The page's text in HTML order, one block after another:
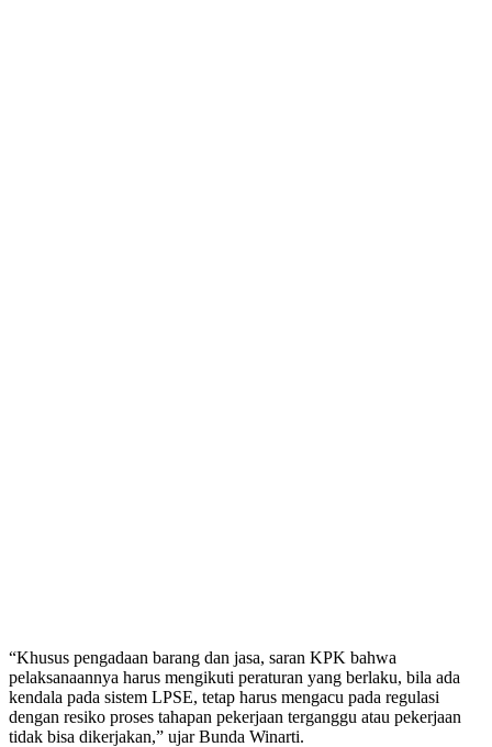
“Khusus pengadaan barang dan jasa, saran KPK bahwa
pelaksanaannya harus mengikuti peraturan yang berlaku, bila ada
kendala pada sistem LPSE, tetap harus mengacu pada regulasi
dengan resiko proses tahapan pekerjaan terganggu atau pekerjaan
tidak bisa dikerjakan,” ujar Bunda Winarti.